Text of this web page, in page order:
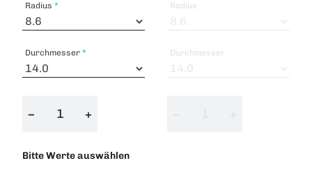
Radius
Durchmesser
− +
Bitte Werte auswählen
Radius
Durchmesser